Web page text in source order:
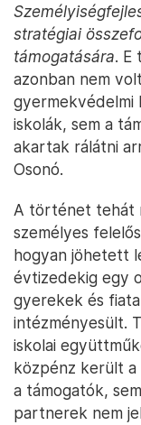
stratégiai
támogatására. E
azonban nem
gyermekvédelmi
iskolák, sem a
akartak rálátni
Osonó.
A történet tehát
személyes
hogyan jöhetett
évtizedekig egy
gyerekek és
intézményesült.
iskolai
közpénz került a
a támogatók,
partnerek nem